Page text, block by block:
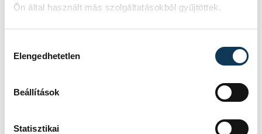
Ön által használt más szolgáltatásokból gyűjtöttek.
Elengedhetetlen
Beállítások
Statisztikai